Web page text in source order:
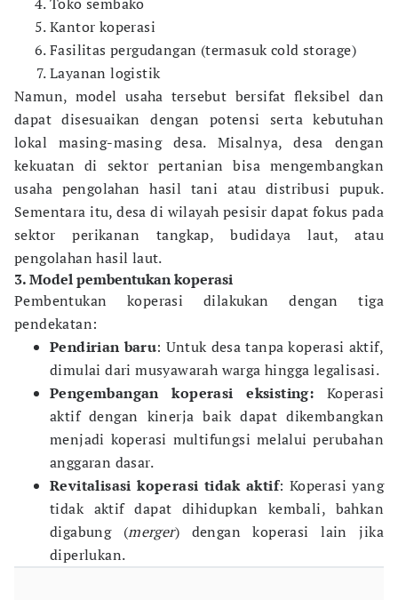
Kantor koperasi
Fasilitas pergudangan (termasuk cold storage)
Layanan logistik
Namun, model usaha tersebut bersifat fleksibel dan
dapat disesuaikan dengan potensi serta kebutuhan
lokal masing-masing desa. Misalnya, desa dengan
kekuatan di sektor pertanian bisa mengembangkan
usaha pengolahan hasil tani atau distribusi pupuk.
Sementara itu, desa di wilayah pesisir dapat fokus pada
sektor perikanan tangkap, budidaya laut, atau
pengolahan hasil laut.
3. Model pembentukan koperasi
Pembentukan koperasi dilakukan dengan tiga
pendekatan:
Pendirian baru: Untuk desa tanpa koperasi aktif,
dimulai dari musyawarah warga hingga legalisasi.
Pengembangan koperasi eksisting: Koperasi
aktif dengan kinerja baik dapat dikembangkan
menjadi koperasi multifungsi melalui perubahan
anggaran dasar.
Revitalisasi koperasi tidak aktif: Koperasi yang
tidak aktif dapat dihidupkan kembali, bahkan
digabung (merger) dengan koperasi lain jika
diperlukan.